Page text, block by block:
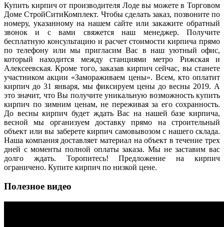
Купить кирпич от производителя Лоде вы можете в Торговом
Доме СтройСитиКомплект. Чтобы сделать заказ, позвоните по
номеру, указанному на нашем сайте или закажите обратный
звонок и с вами свяжется наш менеджер. Получите
бесплатную консультацию и расчет стоимости кирпича прямо
по телефону или мы пригласим Вас в наш уютный офис,
который находится между станциями метро Рижская и
Алексеевская. Кроме того, заказав кирпич сейчас, вы станете
участником акции «Замораживаем цены». Всем, кто оплатит
кирпич до 31 января, мы фиксируем цены до весны 2019. А
это значит, что Вы получите уникальную возможность купить
кирпич по зимним ценам, не переживая за его сохранность.
До весны кирпич будет ждать Вас на нашей базе кирпича,
весной мы организуем доставку прямо на строительный
объект или вы заберете кирпич самовывозом с нашего склада.
Наша компания доставляет материал на объект в течение трех
дней с моменты полной оплаты заказа. Мы не заставим вас
долго ждать. Торопитесь! Предложение на кирпич
ограничено. Купите кирпич по низкой цене.
Полезное видео